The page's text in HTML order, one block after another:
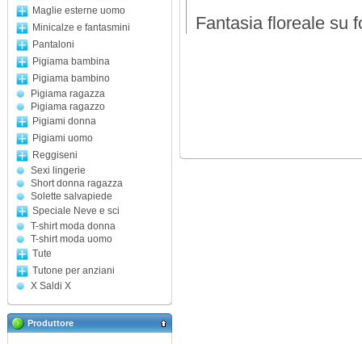
Maglie esterne uomo
Minicalze e fantasmini
Pantaloni
Pigiama bambina
Pigiama bambino
Pigiama ragazza
Pigiama ragazzo
Pigiami donna
Pigiami uomo
Reggiseni
Sexi lingerie
Short donna ragazza
Solette salvapiede
Speciale Neve e sci
T-shirt moda donna
T-shirt moda uomo
Tute
Tutone per anziani
X Saldi X
Produttore
Fantasia floreale su